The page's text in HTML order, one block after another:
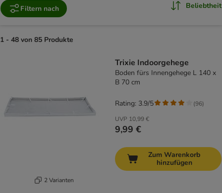
Filtern nach Beliebtheit
1 - 48 von 85 Produkte
2 Varianten
Trixie Indoorgehege
Boden fürs Innengehege L 140 x
B 70 cm
UVP 10,99 €
9,99 €
Rating: 3.9/5 (96)
Zum Warenkorb
hinzufügen